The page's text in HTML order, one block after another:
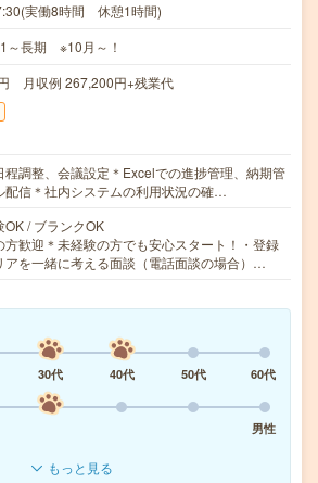
実働8時間 休憩1時間)
～長期 ※10月～！
月収例 267,200円+残業代
程調整、会議設定＊Excelでの進捗管理、納期管
配信＊社内システムの利用状況の確…
OK / ブランクOK
方歓迎＊未経験の方でも安心スタート！・登録
アを一緒に考える面談（電話面談の場合）…
30代 40代 50代
60代
男性
もっと見る